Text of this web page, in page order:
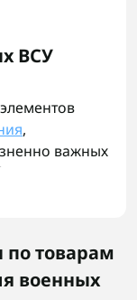
ВСУ
,
важных
которые
не просто
по товарам
военных